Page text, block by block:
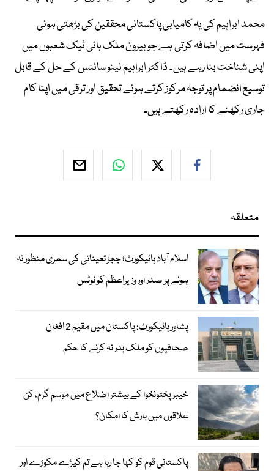
محمد ابراہیم کی یہ کامیابی پاکستانی محققین کی بڑھتی ہوئی
فہرست میں اضافہ کرتی ہے جو بیرون ملک ہائی ٹیک شعبوں میں
اپنی شناخت بنا رہے ہیں۔ ڈاکٹر ابراہیم نینو سائنس کے حل کے قابل
توسیع انضمام پر توجہ مرکوز کرتے ہوئے تحقیق اور ترقی میں اپنا کام
جاری رکھنے کا ارادہ رکھتے ہیں۔
متعلقہ
اسلام آباد ہائیکورٹ؛ ججز تعیناتی کی سمری منظور نہ
ہونے پر صدر اور وزیراعظم کو نوٹس
پشاور ہائیکورٹ: پاکستان میں مقیم 2 افغان
صحافیوں کو ملک بدر نہ کرنے کا حکم
خیبر پختونخوا کے بیشتر اضلاع میں موسم گرم، کن
علاقوں میں بارش کا امکان؟
پاکستانی قوم کو کہا جا رہا ہے تم کیڑے مکوڑے اور